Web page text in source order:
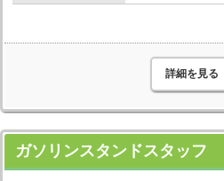
詳細を見る
ガソリンスタンドスタッフ